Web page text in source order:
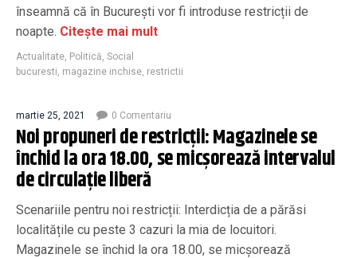
înseamnă că în București vor fi introduse restricții de
noapte. Citește mai mult
Actualitate, Politică, Social
bucuresti, magazine inchise, restrictii
martie 25, 2021 0 Comentariu
Noi propuneri de restricții: Magazinele se
închid la ora 18.00, se micșorează intervalul
de circulație liberă
Scenariile pentru noi restricții: Interdicția de a părăsi
localitățile cu peste 3 cazuri la mia de locuitori.
Magazinele se închid la ora 18.00, se micșorează